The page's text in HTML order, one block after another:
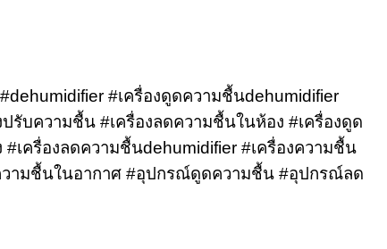
#เครื่องดูดความชื้นdehumidifier
รับความชื้น #เครื่องลดความชื้นในห้อง #เครื่องดูด
เครื่องลดความชื้นdehumidifier #เครื่องความชื้น
ามชื้นในอากาศ #อุปกรณ์ดูดความชื้น #อุปกรณ์ลด